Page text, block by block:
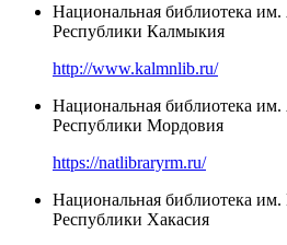
Национальная библиотека
Республики Калмыкия
http://www.kalmnlib.ru/
Национальная библиотека
Республики Мордовия
https://natlibraryrm.ru/
Национальная библиотека
Республики Хакасия